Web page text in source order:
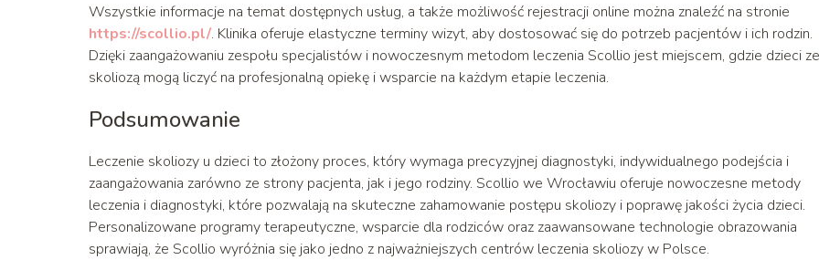
Wszystkie informacje na temat dostępnych usług, a także możliwość rejestracji online można znaleźć na stronie
https://scollio.pl/. Klinika oferuje elastyczne terminy wizyt, aby dostosować się do potrzeb pacjentów i ich rodzin.
Dzięki zaangażowaniu zespołu specjalistów i nowoczesnym metodom leczenia Scollio jest miejscem, gdzie dzieci ze
skoliozą mogą liczyć na profesjonalną opiekę i wsparcie na każdym etapie leczenia.
Podsumowanie
Leczenie skoliozy u dzieci to złożony proces, który wymaga precyzyjnej diagnostyki, indywidualnego podejścia i
zaangażowania zarówno ze strony pacjenta, jak i jego rodziny. Scollio we Wrocławiu oferuje nowoczesne metody
leczenia i diagnostyki, które pozwalają na skuteczne zahamowanie postępu skoliozy i poprawę jakości życia dzieci.
Personalizowane programy terapeutyczne, wsparcie dla rodziców oraz zaawansowane technologie obrazowania
sprawiają, że Scollio wyróżnia się jako jedno z najważniejszych centrów leczenia skoliozy w Polsce.